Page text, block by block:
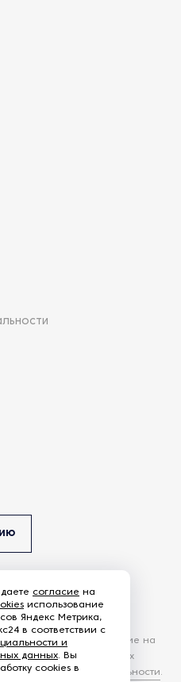
сайт, вы даете согласие на
других пользовательских
конфиденциальности.
согласие на
использование
Яндекс Метрика,
в соответствии с
и
данных. Вы
cookies в